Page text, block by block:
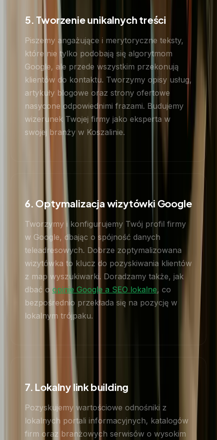
5. Tworzenie unikalnych treści
Piszemy angażujące i merytoryczne teksty,
które nie tylko podobają się algorytmom
Google, ale przede wszystkim przekonują
klientów do kontaktu. Tworzymy opisy usług,
artykuły blogowe oraz strony ofertowe
nasycone odpowiednimi frazami. Budujemy
wizerunek Twojej firmy jako eksperta w
swojej branży w Koszalinie.
6. Optymalizacja wizytówki Google
Tworzymy i konfigurujemy Twój profil firmy
w Google, dbając o spójność danych
teleadresowych. Dobrze zoptymalizowana
wizytówka to klucz do pozyskiwania klientów
z map wyszukiwarki. Doradzamy także, jak
dbać o opinie Google a SEO lokalne, co
bezpośrednio przekłada się na pozycję w
lokalnym trójpaku.
7. Lokalny link building
Pozyskujemy wartościowe odnośniki z
lokalnych portali informacyjnych, katalogów
firm oraz branżowych serwisów o wysokim